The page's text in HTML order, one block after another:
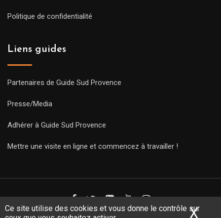
Ce site utilise des cookies et vous donne le contrôle sur
X
Politique de confidentialité
Liens guides
Partenaires de Guide Sud Provence
Presse/Media
Adhérer à Guide Sud Provence
Mettre une visite en ligne et commencez à travailler !